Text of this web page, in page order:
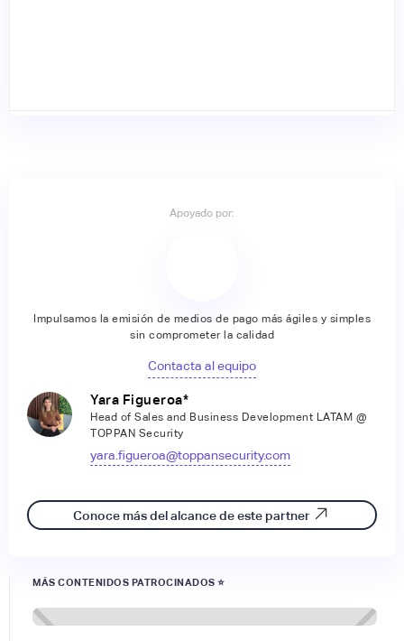
Apoyado por:
Impulsamos la emisión de medios de pago más ágiles y simples
sin comprometer la calidad
Contacta al equipo
Yara Figueroa*
Head of Sales and Business Development LATAM @
TOPPAN Security
yara.figueroa@toppansecurity.com
Conoce más del alcance de este partner
MÁS CONTENIDOS PATROCINADOS ⭐